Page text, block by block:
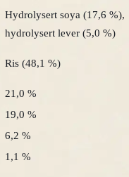
Hydrolysert soya (17,6 %),
hydrolysert lever (5,0 %)
Ris (48,1 %)
21,0 %
19,0 %
6,2 %
1,1 %